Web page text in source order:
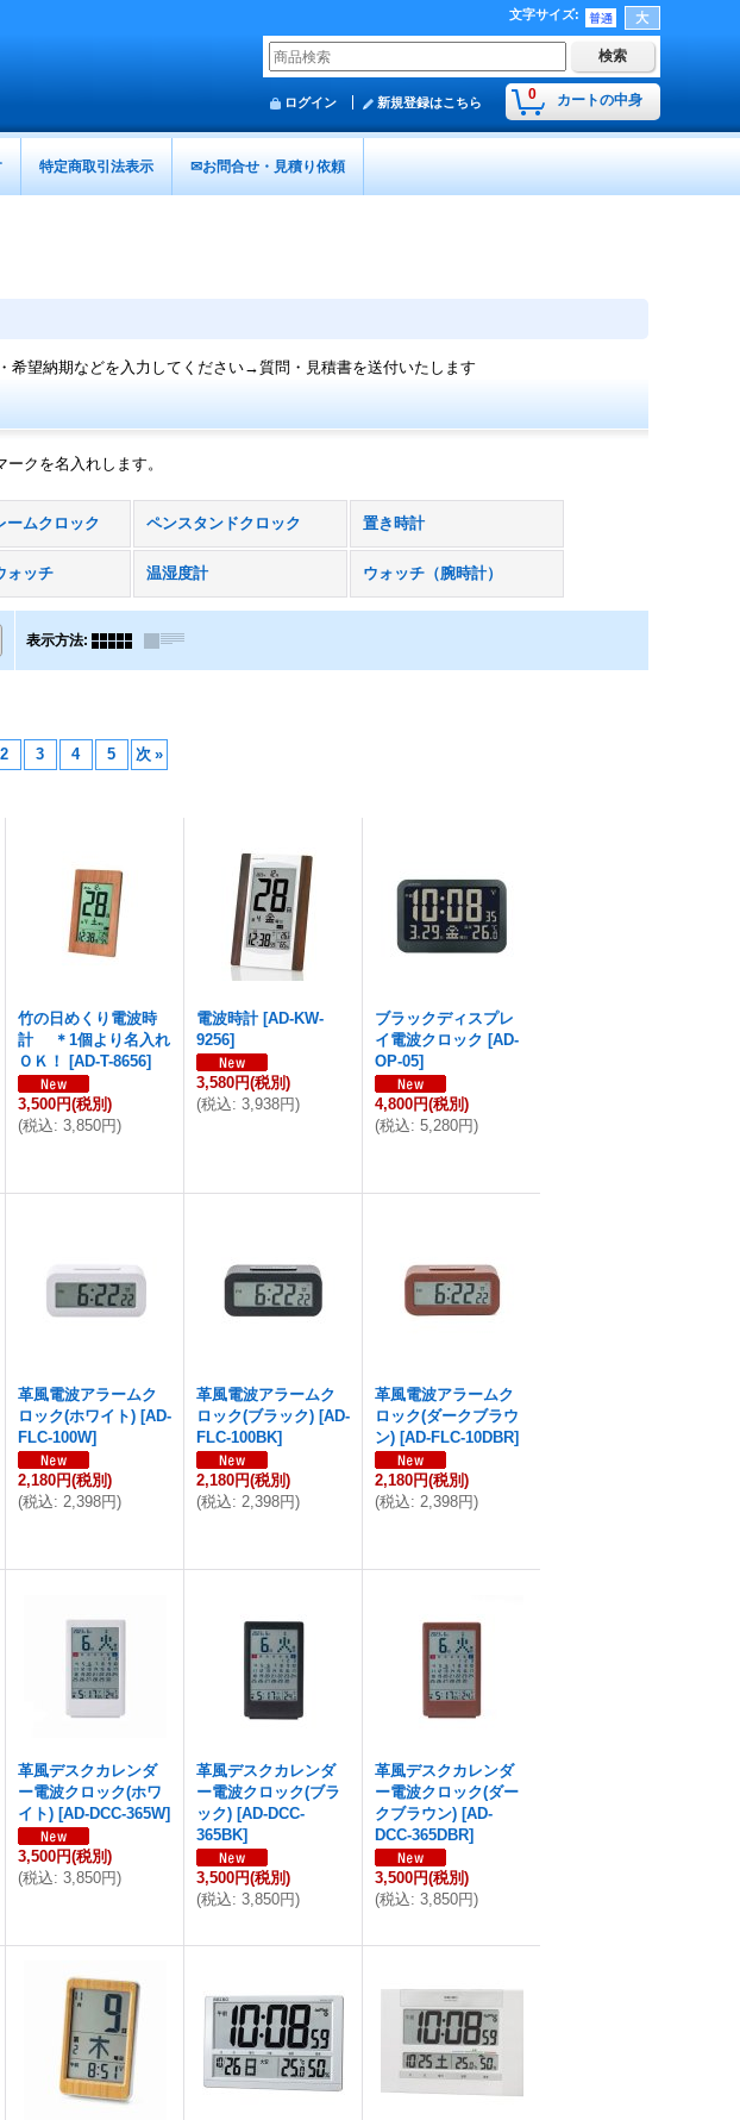
文字サイズ:
0 カートの中身
ログイン 新規登録はこちら
特定商取引法表示 ✉お問合せ・見積り依頼
希望納期などを入力してください→質問・見積書を送付いたします
ークを名入れします。
ームクロック ペンスタンドクロック 置き時計
ォッチ 温湿度計 ウォッチ（腕時計）
表示方法:
2 3 4 5 次 »
竹の日めくり電波時
計 ＊1個より名入れ
ＯＫ！
[AD-T-8656]
3,500円(税別)
(税込: 3,850円)
電波時計 [AD-KW-
9256]
3,580円(税別)
(税込: 3,938円)
ブラックディスプレ
イ電波クロック [AD-
OP-05]
4,800円(税別)
(税込: 5,280円)
革風電波アラームク
ロック(ホワイト) [AD-
FLC-100W]
2,180円(税別)
(税込: 2,398円)
革風電波アラームク
ロック(ブラック) [AD-
FLC-100BK]
2,180円(税別)
(税込: 2,398円)
革風電波アラームク
ロック(ダークブラウ
ン) [AD-FLC-10DBR]
2,180円(税別)
(税込: 2,398円)
革風デスクカレンダ
ー電波クロック(ホワ
イト) [AD-DCC-365W]
3,500円(税別)
(税込: 3,850円)
革風デスクカレンダ
ー電波クロック(ブラ
ック) [AD-DCC-
365BK]
3,500円(税別)
(税込: 3,850円)
革風デスクカレンダ
ー電波クロック(ダー
クブラウン) [AD-
DCC-365DBR]
3,500円(税別)
(税込: 3,850円)